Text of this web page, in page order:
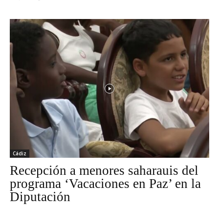
Cádiz
Recepción a menores saharauis del
programa ‘Vacaciones en Paz’ en la
Diputación